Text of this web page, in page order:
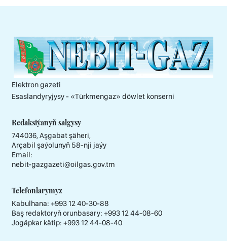
Elektron gazeti
Esaslandyryjysy - «Тürkmengaz» döwlet konserni
Redaksiýanyň salgysy
744036, Aşgabat şäheri,
Arçabil şaýolunyň 58-nji jaýy
Email:
nebit-gazgazeti@oilgas.gov.tm
Telefonlarymyz
Kabulhana: +993 12 40-30-88
Baş redaktoryň orunbasary: +993 12 44-08-60
Jogäpkar kätip: +993 12 44-08-40